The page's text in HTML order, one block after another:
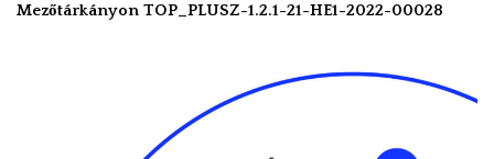
Mezőtárkányon TOP_PLUSZ-1.2.1-21-HE1-2022-00028